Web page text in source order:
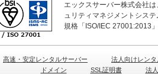
エックスサーバー株式会社
ュリティマネジメントシス
規格「ISO/IEC 27001:2013
高速・安定レンタルサーバー
法人向けレン
ドメイン
SSL証明書 法